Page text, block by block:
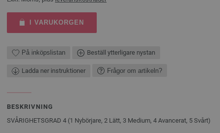
I VARUKORGEN
På inköpslistan Beställ ytterligare nystan
Ladda ner instruktioner Frågor om artikeln?
BESKRIVNING
SVÅRIGHETSGRAD 4 (1 Nybörjare, 2 Lätt, 3 Medium, 4 Avancerat, 5 Svårt)